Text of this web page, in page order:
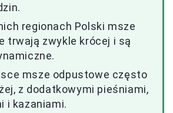
regionach Polski msze
trwają zwykle krócej i są
msze odpustowe często
z dodatkowymi pieśniami,
i kazaniami.